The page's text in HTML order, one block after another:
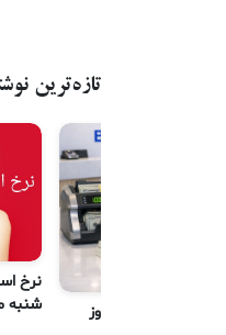
تازه‌ترین
نرخ
شنبه
شهزاده کابل امروز